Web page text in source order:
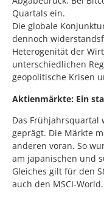
Quartals ein.
Die globale
dennoch
Heterogenität der
unterschiedlichen
geopolitische Krisen
Aktienmärkte: Ein
Das Frühjahrsquartal
geprägt. Die Märkte
anderen voran. So
am japanischen und
Gleiches gilt für den
auch den MSCI-World.